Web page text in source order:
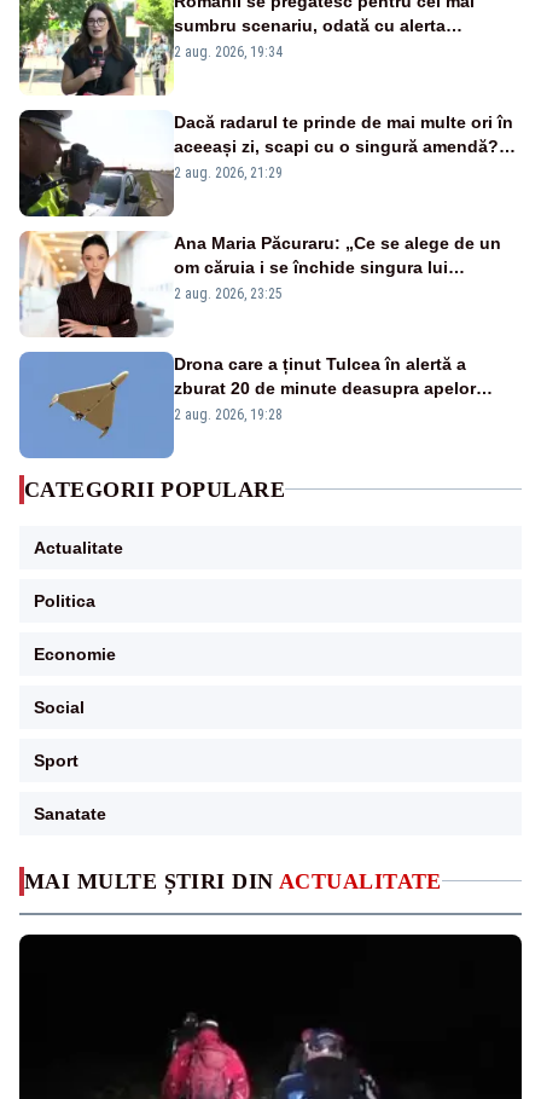
MAI MULTE ȘTIRI DIN ACTUALITATE
sumbru scenariu, odată cu alerta
energetică
2 aug. 2026, 19:34
Dacă radarul te prinde de mai multe ori în
aceeași zi, scapi cu o singură amendă?
Ce spune legea
2 aug. 2026, 21:29
Ana Maria Păcuraru: „Ce se alege de un
om căruia i se închide singura lui
portiță?”
2 aug. 2026, 23:25
Drona care a ținut Tulcea în alertă a
zburat 20 de minute deasupra apelor
României. Au fost ridicate două F-16
2 aug. 2026, 19:28
CATEGORII POPULARE
Actualitate
Politica
Economie
Social
Sport
Sanatate